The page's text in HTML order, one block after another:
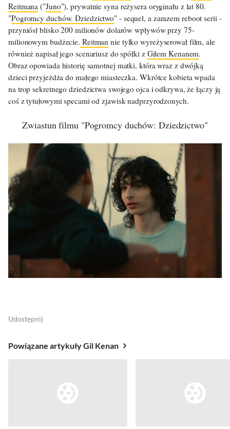
Reitmana ("Juno"), prywatnie syna reżysera oryginału z lat 80.
"Pogromcy duchów. Dziedzictwo" - sequel, a zarazem reboot serii -
przyniósł blisko 200 milionów dolarów wpływów przy 75-
milionowym budżecie. Reitman nie tylko wyreżyserował film, ale
również napisał jego scenariusz do spółki z Gilem Kenanem.
Obraz opowiada historię samotnej matki, która wraz z dwójką
dzieci przyjeżdża do małego miasteczka. Wkrótce kobieta wpada
na trop sekretnego dziedzictwa swojego ojca i odkrywa, że łączy ją
coś z tytułowymi specami od zjawisk nadprzyrodzonych.
Zwiastun filmu "Pogromcy duchów: Dziedzictwo"
Udostępnij
Powiązane artykuły Gil Kenan